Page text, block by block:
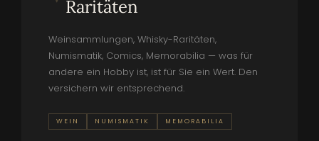
Raritäten
Weinsammlungen, Whisky-Raritäten,
Numismatik, Comics, Memorabilia — was für
andere ein Hobby ist, ist für Sie ein Wert. Den
versichern wir entsprechend.
WEIN NUMISMATIK MEMORABILIA